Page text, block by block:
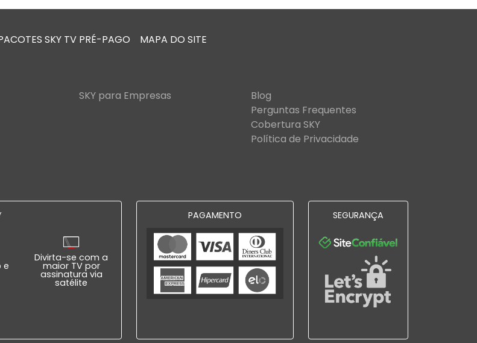
SKY TV PRÉ-PAGO MAPA DO SITE
SKY para Empresas
Blog
Perguntas Frequentes
Cobertura SKY
Política de Privacidade
e
Divirta-se com a
maior TV por
assinatura via
satélite
PAGAMENTO SEGURANÇA